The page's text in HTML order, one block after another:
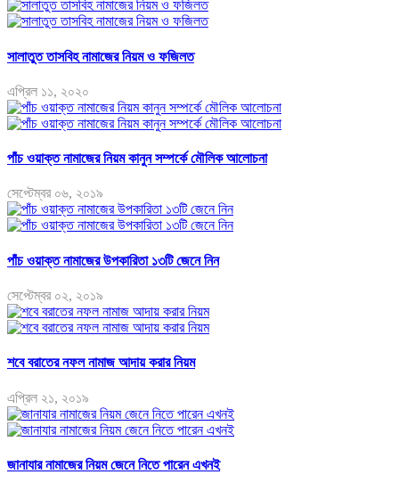
সালাতুত তাসবিহ নামাজের নিয়ম ও ফজিলত
এপ্রিল ১১, ২০২০
পাঁচ ওয়াক্ত নামাজের নিয়ম কানুন সম্পর্কে মৌলিক আলোচনা
সেপ্টেম্বর ০৬, ২০১৯
পাঁচ ওয়াক্ত নামাজের উপকারিতা ১৩টি জেনে নিন
সেপ্টেম্বর ০২, ২০১৯
শবে বরাতের নফল নামাজ আদায় করার নিয়ম
এপ্রিল ২১, ২০১৯
জানাযার নামাজের নিয়ম জেনে নিতে পারেন এখনই